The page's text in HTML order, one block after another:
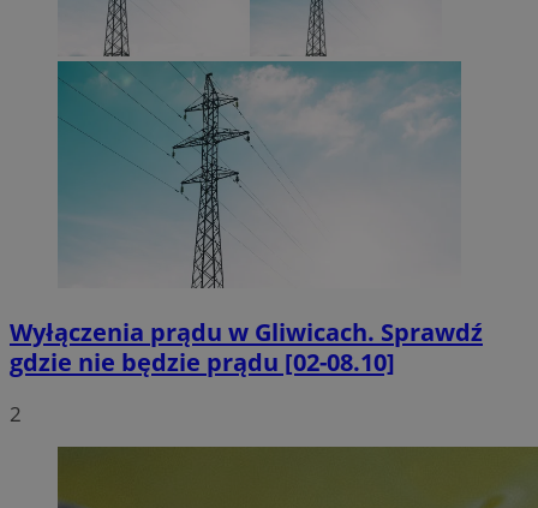
Wyłączenia prądu w Gliwicach. Sprawdź
gdzie nie będzie prądu [02-08.10]
2